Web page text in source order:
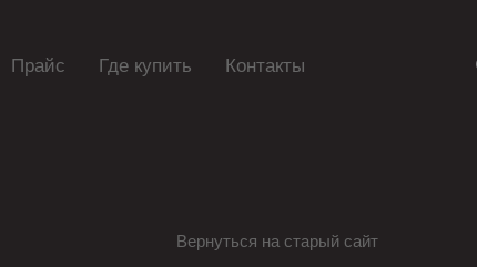
Прайс Где купить Контакты
Вернуться на старый сайт